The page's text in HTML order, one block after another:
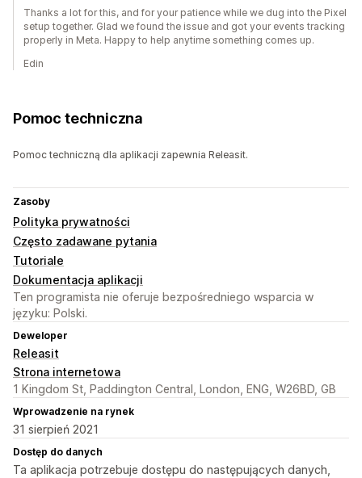
Thanks a lot for this, and for your patience while we dug into the Pixel
setup together. Glad we found the issue and got your events tracking
properly in Meta. Happy to help anytime something comes up.
Edin
Pomoc techniczna
Pomoc techniczną dla aplikacji zapewnia Releasit.
Zasoby
Polityka prywatności
Często zadawane pytania
Tutoriale
Dokumentacja aplikacji
Ten programista nie oferuje bezpośredniego wsparcia w
języku: Polski.
Deweloper
Releasit
Strona internetowa
1 Kingdom St, Paddington Central, London, ENG, W26BD, GB
Wprowadzenie na rynek
31 sierpień 2021
Dostęp do danych
Ta aplikacja potrzebuje dostępu do następujących danych,